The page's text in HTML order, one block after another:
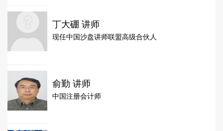
丁大硼 讲师
现任中国沙盘讲师联盟高级合伙人
俞勤 讲师
中国注册会计师